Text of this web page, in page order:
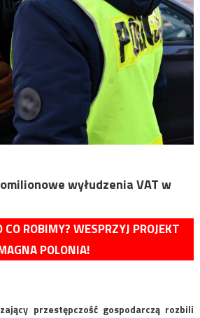
wyłudzenia VAT w
ROBIMY? WESPRZYJ PROJEKT
POLONIA!
przestępczość gospodarczą rozbili